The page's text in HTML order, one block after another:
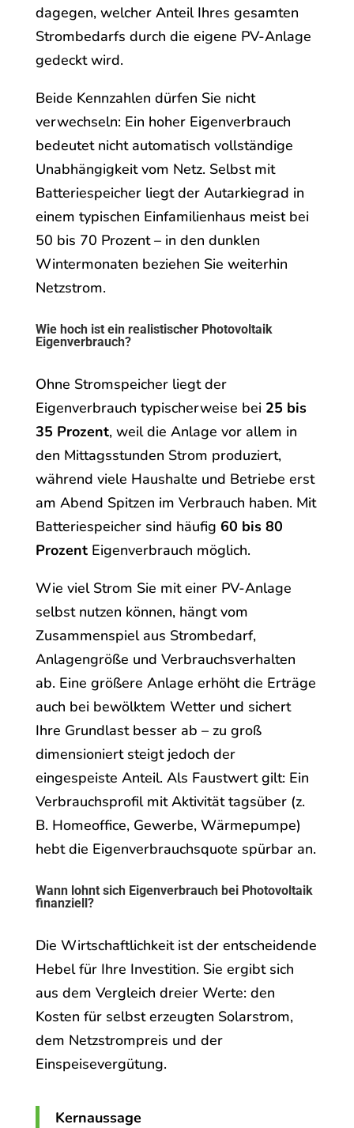
dagegen, welcher Anteil Ihres gesamten
Strombedarfs durch die eigene PV-Anlage
gedeckt wird.
Beide Kennzahlen dürfen Sie nicht
verwechseln: Ein hoher Eigenverbrauch
bedeutet nicht automatisch vollständige
Unabhängigkeit vom Netz. Selbst mit
Batteriespeicher liegt der Autarkiegrad in
einem typischen Einfamilienhaus meist bei
50 bis 70 Prozent – in den dunklen
Wintermonaten beziehen Sie weiterhin
Netzstrom.
Wie hoch ist ein realistischer Photovoltaik
Eigenverbrauch?
Ohne Stromspeicher liegt der
Eigenverbrauch typischerweise bei 25 bis
35 Prozent, weil die Anlage vor allem in
den Mittagsstunden Strom produziert,
während viele Haushalte und Betriebe erst
am Abend Spitzen im Verbrauch haben. Mit
Batteriespeicher sind häufig 60 bis 80
ProzentEigenverbrauch möglich.
Wie viel Strom Sie mit einer PV-Anlage
selbst nutzen können, hängt vom
Zusammenspiel aus Strombedarf,
Anlagengröße und Verbrauchsverhalten
ab. Eine größere Anlage erhöht die Erträge
auch bei bewölktem Wetter und sichert
Ihre Grundlast besser ab – zu groß
dimensioniert steigt jedoch der
eingespeiste Anteil. Als Faustwert gilt: Ein
Verbrauchsprofil mit Aktivität tagsüber (z.
B. Homeoffice, Gewerbe, Wärmepumpe)
hebt die Eigenverbrauchsquote spürbar an.
Wann lohnt sich Eigenverbrauch bei Photovoltaik
finanziell?
Die Wirtschaftlichkeit ist der entscheidende
Hebel für Ihre Investition. Sie ergibt sich
aus dem Vergleich dreier Werte: den
Kosten für selbst erzeugten Solarstrom,
dem Netzstrompreis und der
Einspeisevergütung.
Kernaussage